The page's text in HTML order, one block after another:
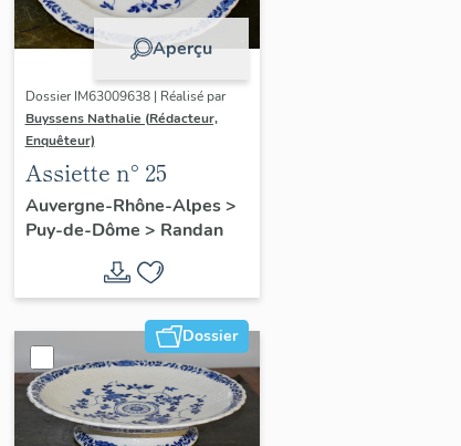
Aperçu
Dossier IM63009638 | Réalisé par
Buyssens Nathalie (Rédacteur,
Enquêteur)
Assiette n° 25
Auvergne-Rhône-Alpes>
Puy-de-Dôme > Randan
Dossier